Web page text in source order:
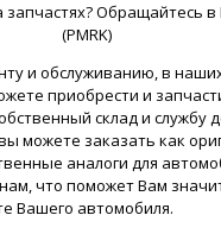
запчастях? Обращайтесь
(PMRK)
и обслуживанию, в
приобрести и
склад и службу
можете заказать как
аналоги для
что поможет Вам
Вашего автомобиля.